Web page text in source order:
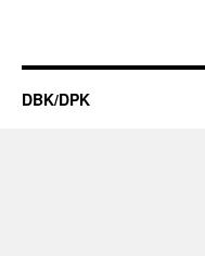
DBK/DPK